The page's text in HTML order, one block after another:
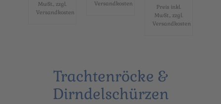
MwSt., zzgl.
Versandkosten
Versandkosten
Preis inkl.
MwSt., zzgl.
Versandkosten
Trachtenröcke &
Dirndelschürzen